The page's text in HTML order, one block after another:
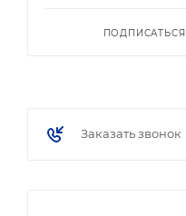
ПОДПИСАТЬСЯ
Заказать звонок